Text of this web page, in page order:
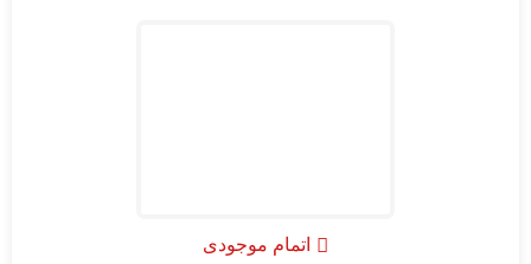
اتمام موجودی